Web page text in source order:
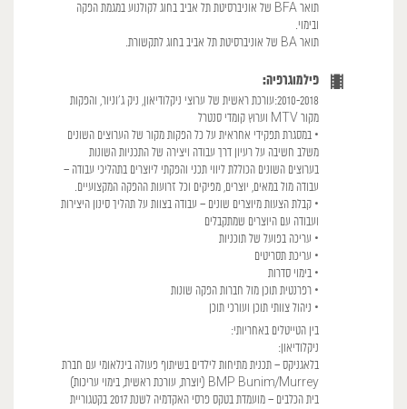
תואר BFA של אוניברסיטת תל אביב בחוג לקולנוע במגמת הפקה
ובימוי.
תואר BA של אוניברסיטת תל אביב בחוג לתקשורת.
פילמוגרפיה:
2010-2018:עורכת ראשית של ערוצי ניקלודיאון, ניק ג'וניור, והפקות
מקור MTV וערוץ קומדי סנטרל
• במסגרת תפקידי אחראית על כל הפקות מקור של הערוצים השונים
משלב חשיבה על רעיון דרך עבודה ויצירה של התכניות השונות
בערוצים השונים הכוללת ליווי תכני והפקתי ליוצרים בתהליכי עבודה –
עבודה מול במאים, יוצרים, מפיקים וכל זרועות ההפקה המקצועיים.
• קבלת הצעות מיוצרים שונים – עבודה בצוות על תהליך סינון היצירות
ועבודה עם היוצרים שמתקבלים
• עריכה בפועל של תוכניות
• עריכת תסריטים
• בימוי סדרות
• רפרנטית תוכן מול חברות הפקה שונות
• ניהול צוותי תוכן ועורכי תוכן
בין הטייטלים באחריותי:
ניקלודיאון:
בלאגניקס – תכנית מתיחות לילדים בשיתוף פעולה בינלאומי עם חברת
BMP Bunim/Murrey (יוצרת, עורכת ראשית, בימוי עריכות)
בית הכלבים – מועמדת בטקס פרסי האקדמיה לשנת 2017 בקטגוריית